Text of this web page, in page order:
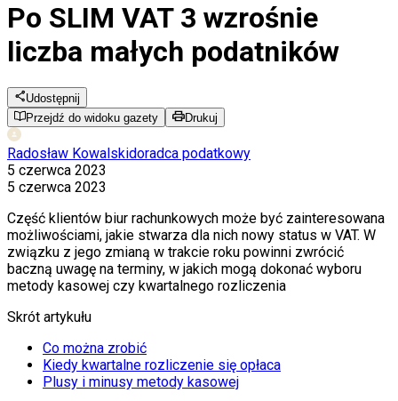
Po SLIM VAT 3 wzrośnie
liczba małych podatników
Udostępnij
Przejdź do widoku gazety
Drukuj
Radosław Kowalskidoradca podatkowy
5 czerwca 2023
5 czerwca 2023
Część klientów biur rachunkowych może być zainteresowana
możliwościami, jakie stwarza dla nich nowy status w VAT. W
związku z jego zmianą w trakcie roku powinni zwrócić
baczną uwagę na terminy, w jakich mogą dokonać wyboru
metody kasowej czy kwartalnego rozliczenia
Skrót artykułu
Co można zrobić
Kiedy kwartalne rozliczenie się opłaca
Plusy i minusy metody kasowej